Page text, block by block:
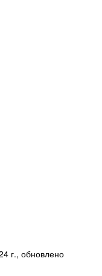
г., обновлено